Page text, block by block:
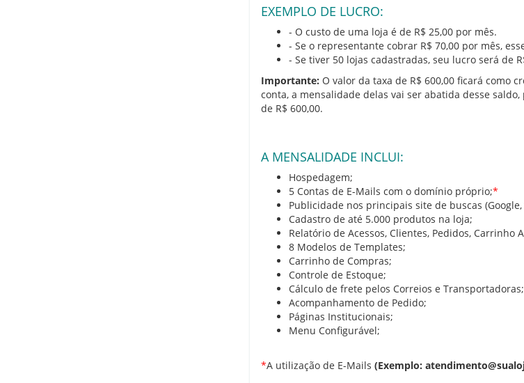
EXEMPLO DE LUCRO:
- O custo de uma loja é de R$ 25,00 por mês.
- Se o representante cobrar R$ 70,00 por mês,
- Se tiver 50 lojas cadastradas, seu lucro será de
Importante: O valor da taxa de R$ 600,00 ficará como
conta, a mensalidade delas vai ser abatida desse
de R$ 600,00.
A MENSALIDADE INCLUI:
Hospedagem;
5 Contas de E-Mails com o domínio próprio;*
Publicidade nos principais site de buscas (Google,
Cadastro de até 5.000 produtos na loja;
Relatório de Acessos, Clientes, Pedidos, Carrinho
8 Modelos de Templates;
Carrinho de Compras;
Controle de Estoque;
Cálculo de frete pelos Correios e Transportadoras;
Acompanhamento de Pedido;
Páginas Institucionais;
Menu Configurável;
*A utilização de E-Mails (Exemplo: